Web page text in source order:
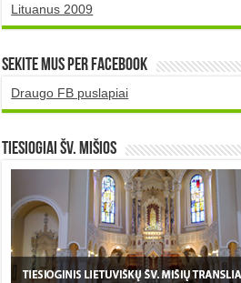
Lituanus 2009
Sekite mus per Facebook
Draugo FB puslapiai
TIESIOGIAI šv. MIŠIOS